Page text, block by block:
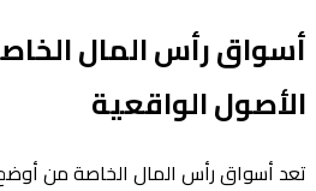
أسواق رأس المال
الأصول الواقعية
تعد أسواق رأس المال الخاصة من